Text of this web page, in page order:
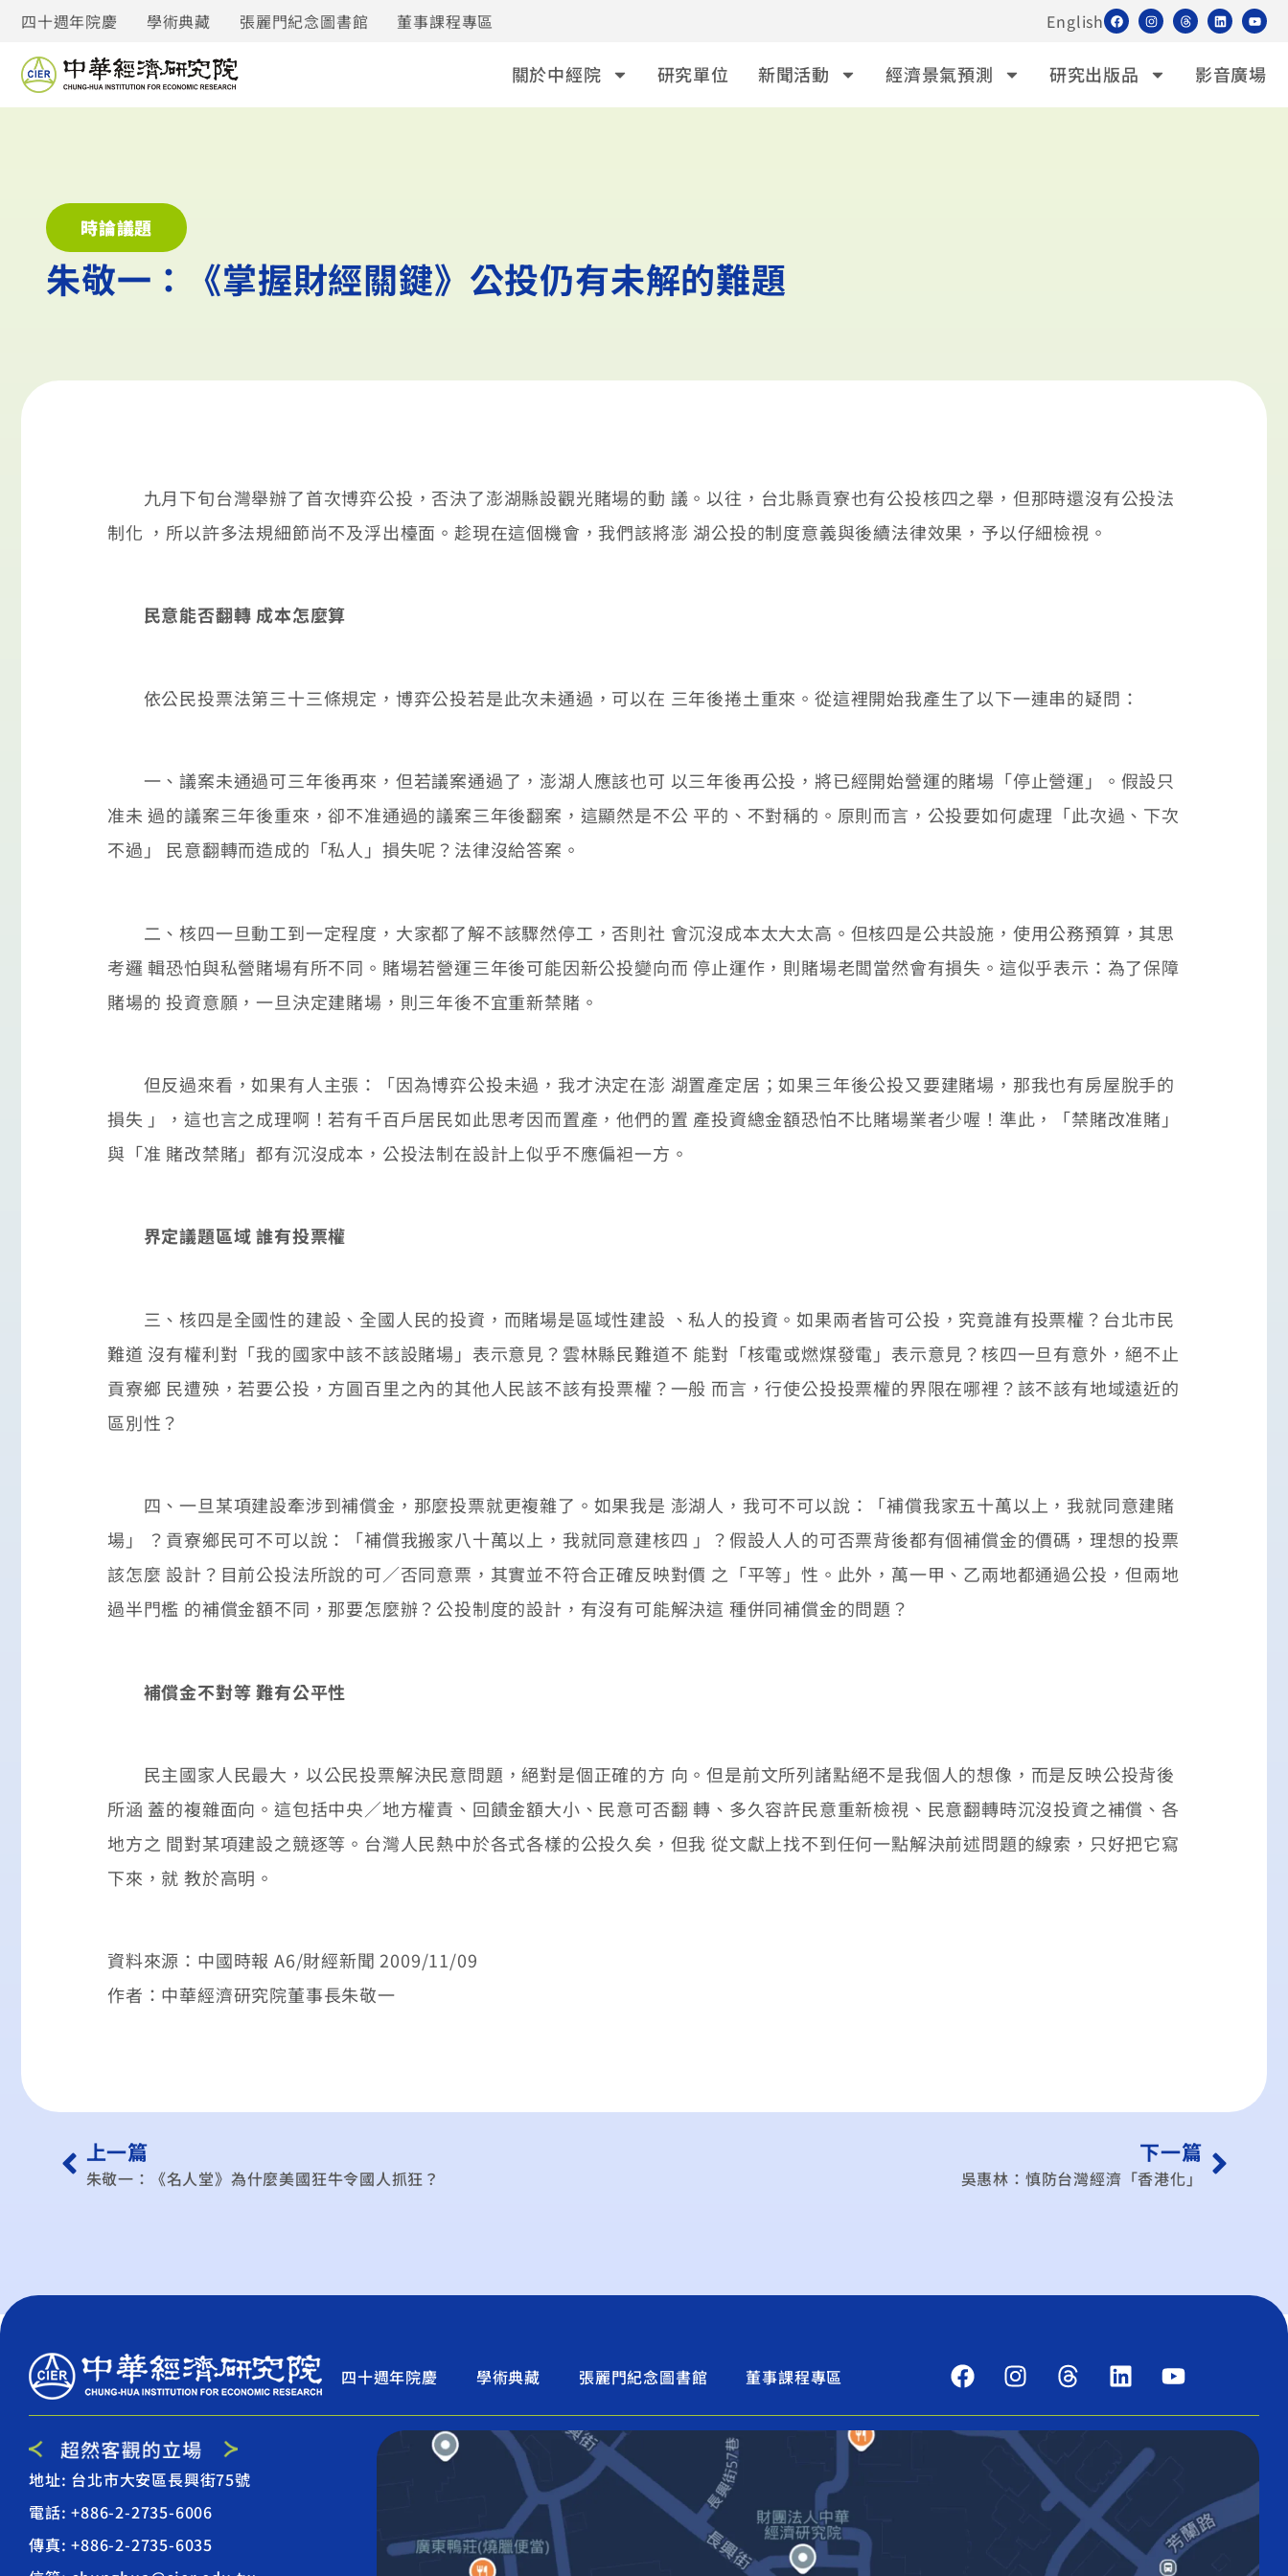
四十週年院慶 學術典藏 張麗門紀念圖書館 董事課程專區 English
關於中經院 研究單位 新聞活動 經濟景氣預測 研究出版品 影音廣場
時論議題
朱敬一：《掌握財經關鍵》公投仍有未解的難題
九月下旬台灣舉辦了首次博弈公投，否決了澎湖縣設觀光賭場的動 議。以往，台北縣貢寮也有公投核四之舉，但那時還沒有公投法
制化 ，所以許多法規細節尚不及浮出檯面。趁現在這個機會，我們該將澎 湖公投的制度意義與後續法律效果，予以仔細檢視。
民意能否翻轉 成本怎麼算
依公民投票法第三十三條規定，博弈公投若是此次未通過，可以在 三年後捲土重來。從這裡開始我產生了以下一連串的疑問：
一、議案未通過可三年後再來，但若議案通過了，澎湖人應該也可 以三年後再公投，將已經開始營運的賭場「停止營運」。假設只
准未 過的議案三年後重來，卻不准通過的議案三年後翻案，這顯然是不公 平的、不對稱的。原則而言，公投要如何處理「此次過、下次
不過」 民意翻轉而造成的「私人」損失呢？法律沒給答案。
二、核四一旦動工到一定程度，大家都了解不該驟然停工，否則社 會沉沒成本太大太高。但核四是公共設施，使用公務預算，其思
考邏 輯恐怕與私營賭場有所不同。賭場若營運三年後可能因新公投變向而 停止運作，則賭場老闆當然會有損失。這似乎表示：為了保障
賭場的 投資意願，一旦決定建賭場，則三年後不宜重新禁賭。
但反過來看，如果有人主張：「因為博弈公投未過，我才決定在澎 湖置產定居；如果三年後公投又要建賭場，那我也有房屋脫手的
損失 」，這也言之成理啊！若有千百戶居民如此思考因而置產，他們的置 產投資總金額恐怕不比賭場業者少喔！準此，「禁賭改准賭」
與「准 賭改禁賭」都有沉沒成本，公投法制在設計上似乎不應偏袒一方。
界定議題區域 誰有投票權
三、核四是全國性的建設、全國人民的投資，而賭場是區域性建設 、私人的投資。如果兩者皆可公投，究竟誰有投票權？台北市民
難道 沒有權利對「我的國家中該不該設賭場」表示意見？雲林縣民難道不 能對「核電或燃煤發電」表示意見？核四一旦有意外，絕不止
貢寮鄉 民遭殃，若要公投，方圓百里之內的其他人民該不該有投票權？一般 而言，行使公投投票權的界限在哪裡？該不該有地域遠近的
區別性？
四、一旦某項建設牽涉到補償金，那麼投票就更複雜了。如果我是 澎湖人，我可不可以說：「補償我家五十萬以上，我就同意建賭
場」 ？貢寮鄉民可不可以說：「補償我搬家八十萬以上，我就同意建核四 」？假設人人的可否票背後都有個補償金的價碼，理想的投票
該怎麼 設計？目前公投法所說的可／否同意票，其實並不符合正確反映對價 之「平等」性。此外，萬一甲、乙兩地都通過公投，但兩地
過半門檻 的補償金額不同，那要怎麼辦？公投制度的設計，有沒有可能解決這 種併同補償金的問題？
補償金不對等 難有公平性
民主國家人民最大，以公民投票解決民意問題，絕對是個正確的方 向。但是前文所列諸點絕不是我個人的想像，而是反映公投背後
所涵 蓋的複雜面向。這包括中央／地方權責、回饋金額大小、民意可否翻 轉、多久容許民意重新檢視、民意翻轉時沉沒投資之補償、各
地方之 間對某項建設之競逐等。台灣人民熱中於各式各樣的公投久矣，但我 從文獻上找不到任何一點解決前述問題的線索，只好把它寫
下來，就 教於高明。
資料來源：中國時報 A6/財經新聞 2009/11/09
作者：中華經濟研究院董事長朱敬一
上一篇
朱敬一：《名人堂》為什麼美國狂牛令國人抓狂？
下一篇
吳惠林：慎防台灣經濟「香港化」
四十週年院慶 學術典藏 張麗門紀念圖書館 董事課程專區
地址: 台北市大安區長興街75號
電話: +886-2-2735-6006
傳真: +886-2-2735-6035